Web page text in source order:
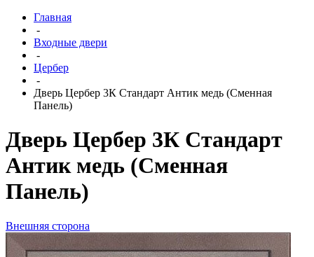
Главная
-
Входные двери
-
Цербер
-
Дверь Цербер 3К Стандарт Антик медь (Сменная
Панель)
Дверь Цербер 3К Стандарт
Антик медь (Сменная
Панель)
Внешняя сторона